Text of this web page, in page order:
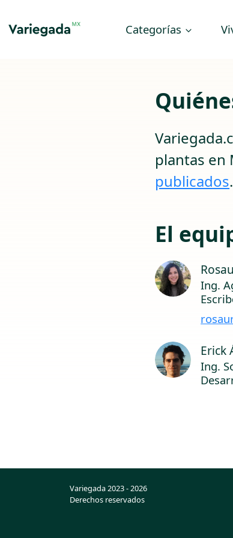
Categorías
plantas en
publicados.
El
Ing.
Erick
Ing.
Variegada 2023 - 2026
Derechos reservados